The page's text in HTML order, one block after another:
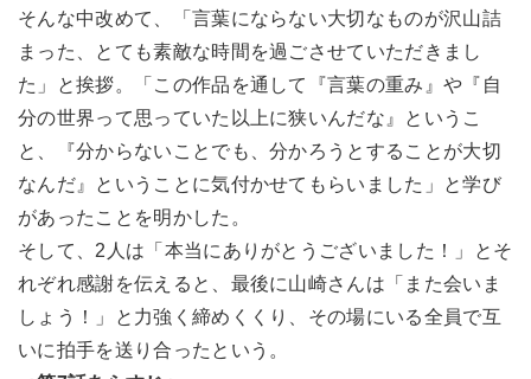
そんな中改めて、「言葉にならない大切なものが沢山詰
まった、とても素敵な時間を過ごさせていただきまし
た」と挨拶。「この作品を通して『言葉の重み』や『自
分の世界って思っていた以上に狭いんだな』というこ
と、『分からないことでも、分かろうとすることが大切
なんだ』ということに気付かせてもらいました」と学び
があったことを明かした。
そして、2人は「本当にありがとうございました！」とそ
れぞれ感謝を伝えると、最後に山崎さんは「また会いま
しょう！」と力強く締めくくり、その場にいる全員で互
いに拍手を送り合ったという。